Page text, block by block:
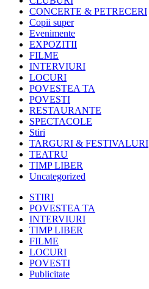
CONCERTE & PETRECERI
Copii super
Evenimente
EXPOZITII
FILME
INTERVIURI
LOCURI
POVESTEA TA
POVESTI
RESTAURANTE
SPECTACOLE
Stiri
TARGURI & FESTIVALURI
TEATRU
TIMP LIBER
Uncategorized
STIRI
POVESTEA TA
INTERVIURI
TIMP LIBER
FILME
LOCURI
POVESTI
Publicitate